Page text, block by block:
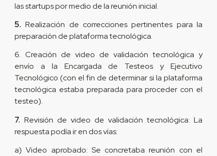
las startups por medio de la reunión inicial.
5. Realización de correcciones pertinentes para la
preparación de plataforma tecnológica.
6. Creación de video de validación tecnológica y
envío a la Encargada de Testeos y Ejecutivo
Tecnológico (con el fin de determinar si la plataforma
tecnológica estaba preparada para proceder con el
testeo).
7. Revisión de video de validación tecnológica: La
respuesta podía ir en dos vías:
a) Video aprobado: Se concretaba reunión con el